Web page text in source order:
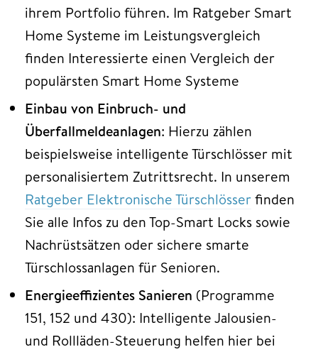
ihrem Portfolio führen. Im Ratgeber Smart
Home Systeme im Leistungsvergleich
finden Interessierte einen Vergleich der
populärsten Smart Home Systeme
Einbau von Einbruch- und
Überfallmeldeanlagen: Hierzu zählen
beispielsweise intelligente Türschlösser mit
personalisiertem Zutrittsrecht. In unserem
Ratgeber Elektronische Türschlösserfinden
Sie alle Infos zu den Top-Smart Locks sowie
Nachrüstsätzen oder sichere smarte
Türschlossanlagen für Senioren.
Energieeffizientes Sanieren (Programme
151, 152 und 430): Intelligente Jalousien-
und Rollläden-Steuerung helfen hier bei